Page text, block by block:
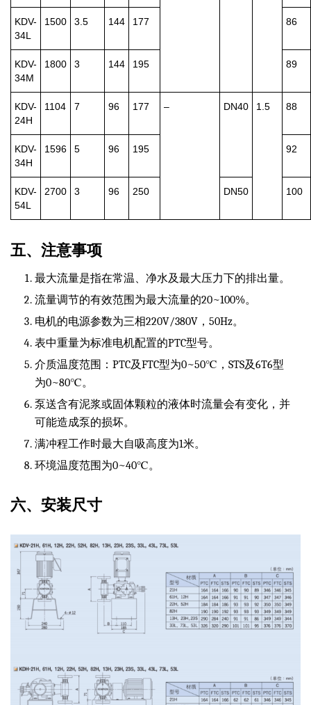
KDV-
34L
1500 3.5 144 177 86
KDV-
34M
1800 3 144 195 89
KDV-
24H
1104 7 96 177 – DN40 1.5 88
KDV-
34H
1596 5 96 195 92
KDV-
54L
2700 3 96 250 DN50 100
五、注意事项
最大流量是指在常温、净水及最大压力下的排出量。
流量调节的有效范围为最大流量的20~100%。
电机的电源参数为三相220V/380V，50Hz。
表中重量为标准电机配置的PTC型号。
介质温度范围：PTC及FTC型为0~50℃，STS及6T6型
为0~80℃。
泵送含有泥浆或固体颗粒的液体时流量会有变化，并
可能造成泵的损坏。
满冲程工作时最大自吸高度为1米。
环境温度范围为0~40℃。
六、安装尺寸